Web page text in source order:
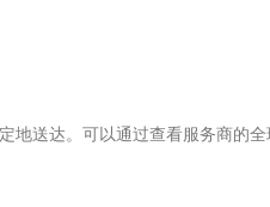
地送达。可以通过查看服务商的全